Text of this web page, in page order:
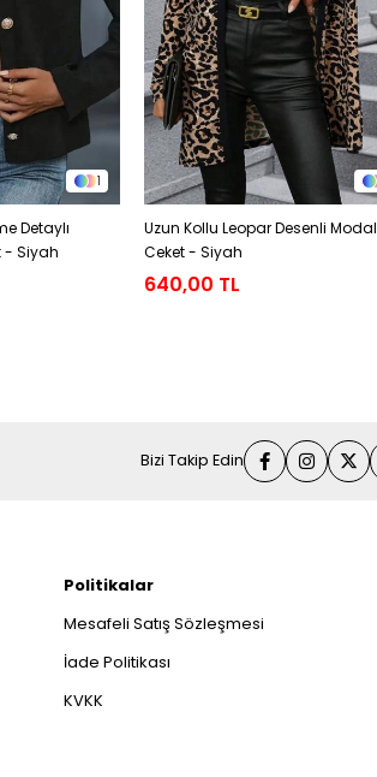
1
Detaylı
- Siyah
Uzun Kollu Leopar Desenli Modal
Ceket - Siyah
640,00 TL
Bizi Takip Edin
Politikalar
Mesafeli Satış Sözleşmesi
İade Politikası
KVKK